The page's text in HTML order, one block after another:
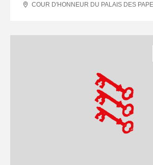
COUR D'HONNEUR DU PALAIS DES